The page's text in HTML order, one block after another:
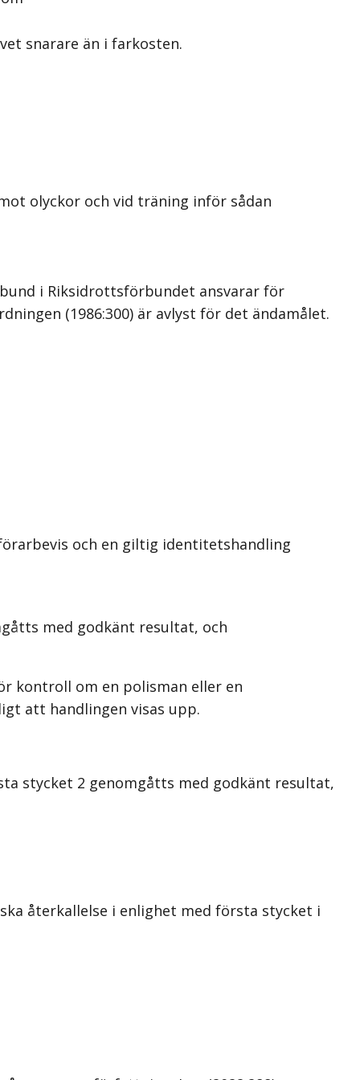
snarare än i farkosten.
olyckor och vid träning inför sådan
i Riksidrottsförbundet ansvarar för
(1986:300) är avlyst för det ändamålet.
och en giltig identitetshandling
med godkänt resultat, och
kontroll om en polisman eller en
att handlingen visas upp.
stycket 2 genomgåtts med godkänt resultat,
återkallelse i enlighet med första stycket i